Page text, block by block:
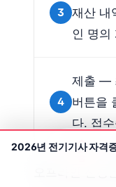
3
재산 내
인 명의
4
제출 —
버튼을
다. 접